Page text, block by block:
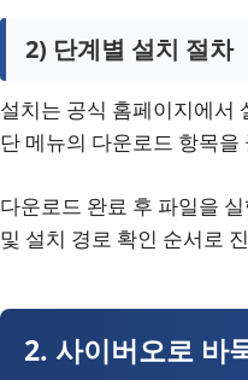
2) 단계별 설치 절차
설치는 공식 홈페이지에서
단 메뉴의 다운로드 항목
다운로드 완료 후 파일을
및 설치 경로 확인 순서로
2. 사이버오로 바